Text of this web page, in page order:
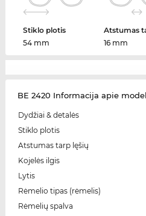
Stiklo plotis
54 mm
Atstumas
16 mm
BE 2420 Informacija apie
Dydžiai & detalės
Stiklo plotis
Atstumas tarp lęšių
Kojelės ilgis
Lytis
Rėmelio tipas (rėmelis)
Rėmelių spalva